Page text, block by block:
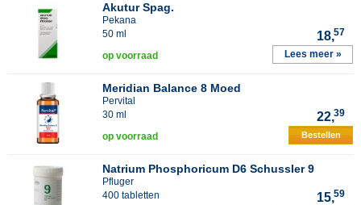
Akutur Spag.
Pekana
50 ml
18,57
op voorraad Lees meer »
Meridian Balance 8 Moed
Pervital
30 ml
22,39
op voorraad Bestellen
Natrium Phosphoricum D6 Schussler 9
Pfluger
400 tabletten
15,59